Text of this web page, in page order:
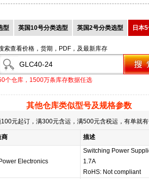
型 英国10号分类选型 英国2号分类选型 日本
索查看价格，货期，PDF，及最新库存
个仓库，1500万条库存数据任选
其他仓库类似型号及规格参数
元起订，满300元含运，满500元含税运，有单就
商 描述
Electronics
Switching Power
1.7A
RoHS: Not compliant